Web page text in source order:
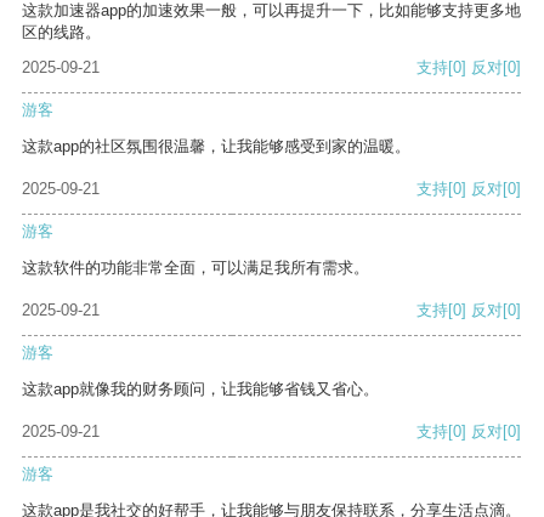
这款加速器app的加速效果一般，可以再提升一下，比如能够支持更多地
区的线路。
2025-09-21
支持[0] 反对[0]
游客
这款app的社区氛围很温馨，让我能够感受到家的温暖。
2025-09-21 支持[0] 反对[0]
游客
这款软件的功能非常全面，可以满足我所有需求。
2025-09-21 支持[0] 反对[0]
游客
这款app就像我的财务顾问，让我能够省钱又省心。
2025-09-21 支持[0] 反对[0]
游客
这款app是我社交的好帮手，让我能够与朋友保持联系，分享生活点滴。